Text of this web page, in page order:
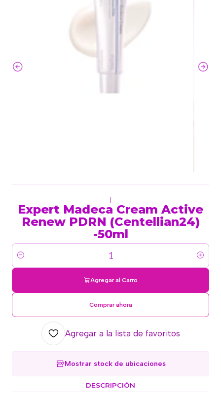
Expert Madeca Cream Active
Renew PDRN (Centellian24)
-50ml
Cantidad
Agregar al Carro
Comprar ahora
Agregar a la lista de favoritos
Mostrar stock de ubicaciones
DESCRIPCIÓN